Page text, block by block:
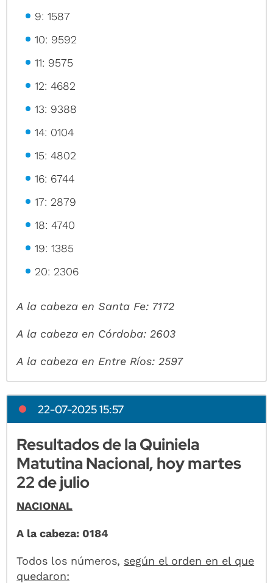
9: 1587
10: 9592
11: 9575
12: 4682
13: 9388
14: 0104
15: 4802
16: 6744
17: 2879
18: 4740
19: 1385
20: 2306
A la cabeza en Santa Fe: 7172
A la cabeza en Córdoba: 2603
A la cabeza en Entre Ríos: 2597
22-07-2025 15:57
Resultados de la Quiniela
Matutina Nacional, hoy martes
22 de julio
NACIONAL
A la cabeza: 0184
Todos los números, según el orden en el que
quedaron: